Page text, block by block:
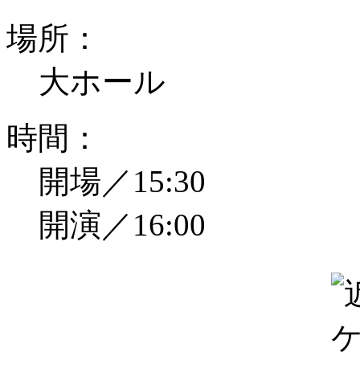
場所：
大ホール
時間：
開場／15:30
開演／16:00